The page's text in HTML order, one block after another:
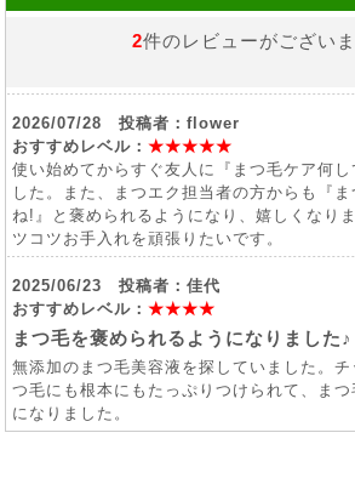
2件のレビューがございま
2026/07/28 投稿者：flower
おすすめレベル： ★★★★★
使い始めてからすぐ友人に『まつ毛ケア何し
した。また、まつエク担当者の方からも『
ね!』と褒められるようになり、嬉しくなり
ツコツお手入れを頑張りたいです。
2025/06/23 投稿者：佳代
おすすめレベル： ★★★★
まつ毛を褒められるようになりました♪
無添加のまつ毛美容液を探していました。チ
つ毛にも根本にもたっぷりつけられて、まつ
になりました。